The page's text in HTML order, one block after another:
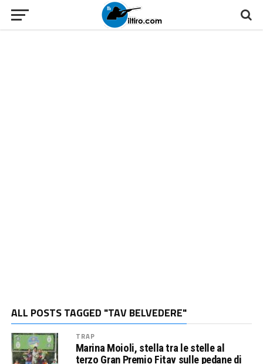
ALL POSTS TAGGED "TAV BELVEDERE"
TRAP
Marina Moioli, stella tra le stelle al
terzo Gran Premio Fitav sulle pedane di